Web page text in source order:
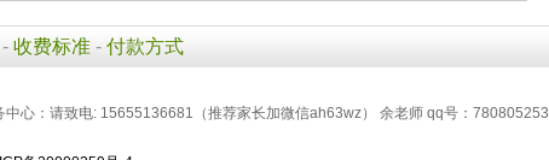
- 收费标准 - 付款方式
中心：请致电: 15655136681（推荐家长加微信ah63wz） 余老师 qq号：780805253